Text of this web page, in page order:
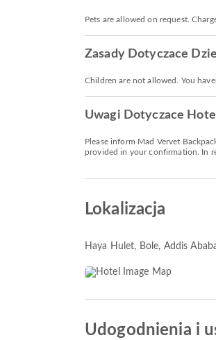
Pets are allowed on request.
Zasady Dotyczace
Children are not allowed. You
Uwagi Dotyczace
Please inform Mad Vervet
provided in your confirmation. In
Lokalizacja
Haya Hulet, Bole, Addis
Udogodnienia i